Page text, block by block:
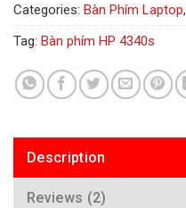
Categories: Bàn Phím Laptop,
Tag: Bàn phím HP 4340s
Description
Reviews (2)